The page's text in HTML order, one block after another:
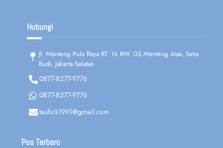
Hubungi
Jl. Menteng Pulo Raya RT. 16 RW. 05 Menteng Atas, Setia
Budi, Jakarta Selatan
0877-8277-9776
0877-8277-9776
taufick1991@gmail.com
Pos Terbaru